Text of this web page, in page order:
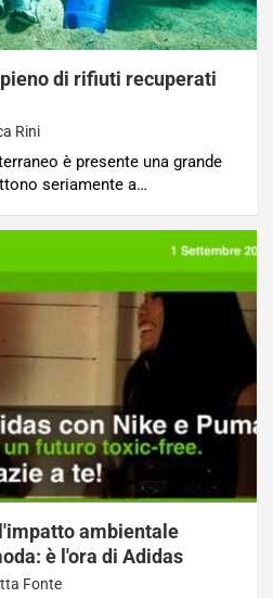
di rifiuti recuperati
Rini
è presente una grande
seriamente a…
ambientale
è l'ora di Adidas
Fonte